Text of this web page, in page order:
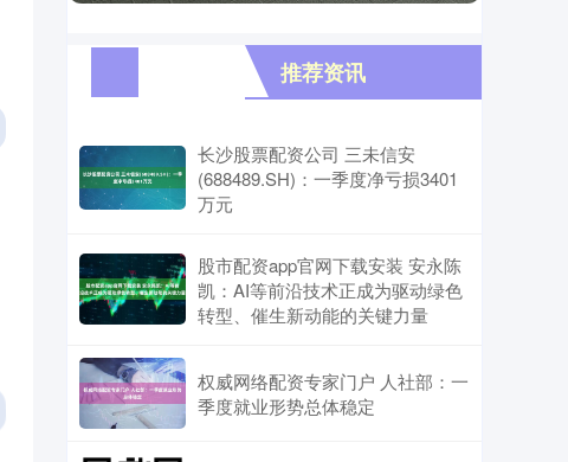
推荐资讯
长沙股票配资公司 三未信安
(688489.SH)：一季度净亏损3401
万元
股市配资app官网下载安装 安永陈
凯：AI等前沿技术正成为驱动绿色
转型、催生新动能的关键力量
权威网络配资专家门户 人社部：一
季度就业形势总体稳定